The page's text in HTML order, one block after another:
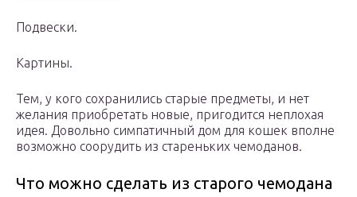
Подвески.
Картины.
Тем, у кого сохранились старые предметы, и нет
желания приобретать новые, пригодится неплохая
идея. Довольно симпатичный дом для кошек вполне
возможно соорудить из стареньких чемоданов.
Что можно сделать из старого чемодана